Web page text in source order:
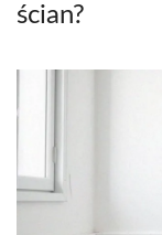
ścian?